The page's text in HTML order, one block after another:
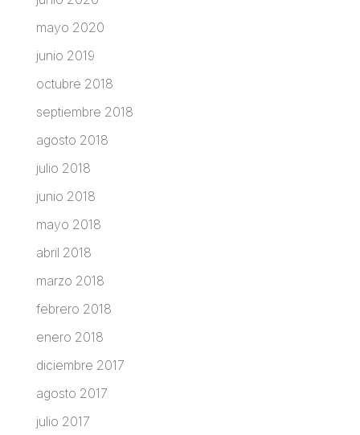
mayo 2020
junio 2019
octubre 2018
septiembre 2018
agosto 2018
julio 2018
junio 2018
mayo 2018
abril 2018
marzo 2018
febrero 2018
enero 2018
diciembre 2017
agosto 2017
julio 2017